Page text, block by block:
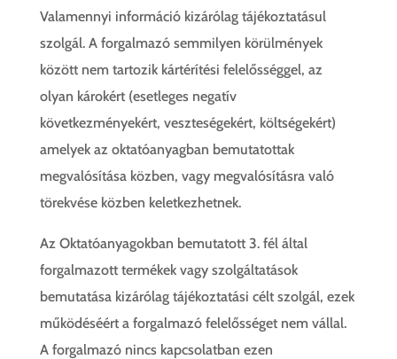
Valamennyi információ kizárólag tájékoztatásul
szolgál. A forgalmazó semmilyen körülmények
között nem tartozik kártérítési felelősséggel, az
olyan károkért (esetleges negatív
következményekért, veszteségekért, költségekért)
amelyek az oktatóanyagban bemutatottak
megvalósítása közben, vagy megvalósításra való
törekvése közben keletkezhetnek.
Az Oktatóanyagokban bemutatott 3. fél által
forgalmazott termékek vagy szolgáltatások
bemutatása kizárólag tájékoztatási célt szolgál, ezek
működéséért a forgalmazó felelősséget nem vállal.
A forgalmazó nincs kapcsolatban ezen